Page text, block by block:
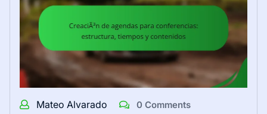
Mateo Alvarado 0 Comments